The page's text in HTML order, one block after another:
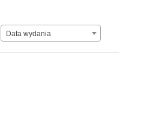
Data wydania
Data wydania